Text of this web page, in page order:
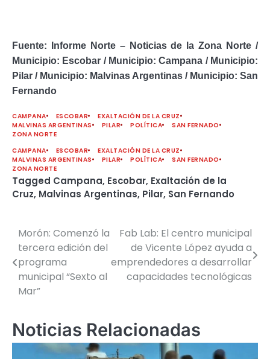
Fuente: Informe Norte – Noticias de la Zona Norte /
Municipio: Escobar / Municipio: Campana / Municipio:
Pilar /Municipio: Malvinas Argentinas / Municipio: San
Fernando
CAMPANA ESCOBAR
EXALTACIÓN DE LA CRUZ
MALVINAS ARGENTINAS
PILAR POLÍTICA
SAN FERNADO
ZONA NORTE
CAMPANA
ESCOBAR
EXALTACIÓN DE LA CRUZ
MALVINAS ARGENTINAS
PILAR POLÍTICA
SAN FERNADO
ZONA NORTE
Tagged Campana, Escobar, Exaltación de la
Cruz, Malvinas Argentinas, Pilar, San Fernando
Navegación
de
entradas
Morón: Comenzó la
tercera edición del
programa
municipal “Sexto al
Mar”
Fab Lab: El centro municipal
de Vicente López ayuda a
emprendedores a desarrollar
capacidades tecnológicas
Noticias Relacionadas